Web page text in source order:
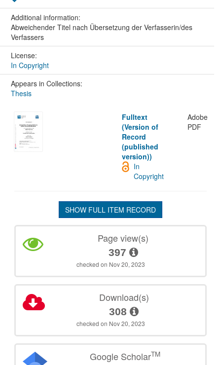
Additional information:
Abweichender Titel nach Übersetzung der Verfasserin/des
Verfassers
License:
In Copyright
Appears in Collections:
Thesis
Fulltext
(Version of
Record
(published
version))
Adobe
PDF
In
Copyright
SHOW FULL ITEM RECORD
Page view(s)
397
checked on Nov 20, 2023
Download(s)
308
checked on Nov 20, 2023
Google ScholarTM